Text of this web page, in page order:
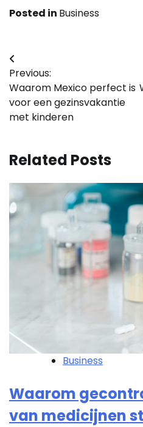
Posted in Business
Bericht
navigatie
Previous:
Waarom Mexico perfect is
voor een gezinsvakantie
met kinderen
Related Posts
Business
Waarom
van medicijnen